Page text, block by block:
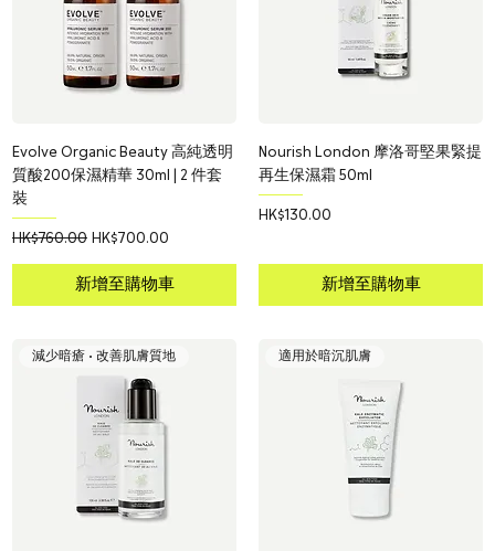
Evolve Organic Beauty 高純透明
質酸200保濕精華 30ml | 2 件套
裝
一般價格
HK$760.00 促銷價格
HK$700.00
新增至購物車
Nourish London 摩洛哥堅果緊提
再生保濕霜 50ml
價格
HK$130.00
新增至購物車
減少暗瘡 • 改善肌膚質地 適用於暗沉肌膚